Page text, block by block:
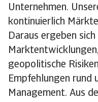
Unternehmen.
kontinuierlich
Daraus ergeben
geopolitische
Empfehlungen rund
Management. Aus